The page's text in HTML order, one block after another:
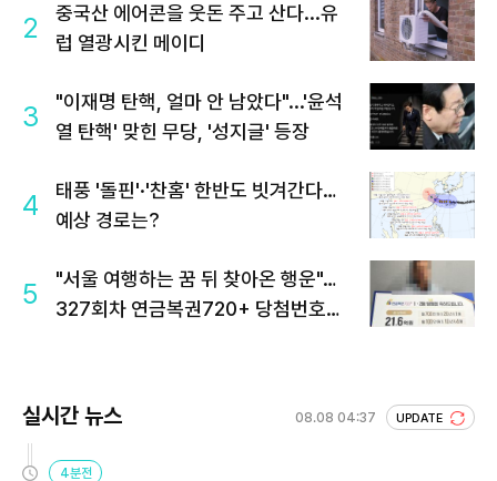
2
중국산 에어콘을 웃돈 주고 산다...유
럽 열광시킨 메이디
3
"이재명 탄핵, 얼마 안 남았다"...'윤석
열 탄핵' 맞힌 무당, '성지글' 등장
4
태풍 '돌핀'·'찬홈' 한반도 빗겨간다…
예상 경로는?
5
"서울 여행하는 꿈 뒤 찾아온 행운"…
327회차 연금복권720+ 당첨번호조
실시간 뉴스 08.08 04:37 UPDATE
4분전